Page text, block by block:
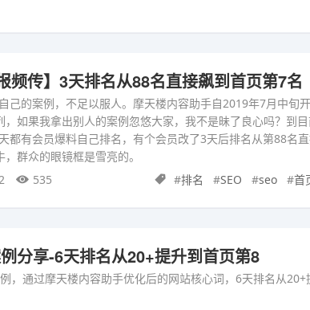
频传】3天排名从88名直接飙到首页第7名
己的案例，不足以服人。摩天楼内容助手自2019年7月中旬开
如果我拿出别人的案例忽悠大家，我不是昧了良心吗？到目
都有会员爆料自己排名，有个会员改了3天后排名从第88名
群众的眼镜框是雪亮的。
535 #排名 #SEO #seo #首
分享-6天排名从20+提升到首页第8
，通过摩天楼内容助手优化后的网站核心词，6天排名从20+